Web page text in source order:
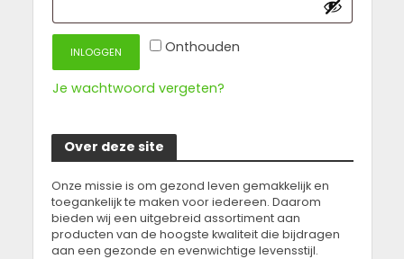
Onthouden
INLOGGEN
Je wachtwoord vergeten?
Over deze site
Onze missie is om gezond leven gemakkelijk en
toegankelijk te maken voor iedereen. Daarom
bieden wij een uitgebreid assortiment aan
producten van de hoogste kwaliteit die bijdragen
aan een gezonde en evenwichtige levensstijl.